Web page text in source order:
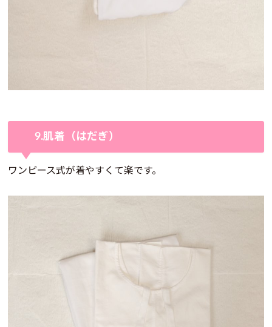
9.肌着（はだぎ）
ワンピース式が着やすくて楽です。